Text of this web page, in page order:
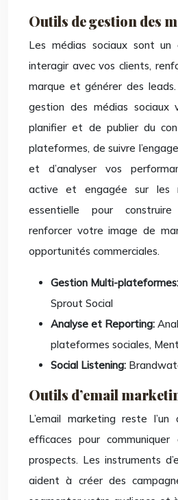
Outils de gestion des
Les médias sociaux sont un
interagir avec vos clients,
marque et générer des
gestion des médias sociaux
planifier et de publier du
plateformes, de suivre
et d’analyser vos
active et engagée sur les
essentielle pour
renforcer votre image de
opportunités commerciales.
Gestion Multi-plateformes:
Sprout Social
Analyse et Reporting:
plateformes sociales,
Social Listening:
Outils d’email
L’email marketing reste
efficaces pour
prospects. Les instruments
aident à créer des